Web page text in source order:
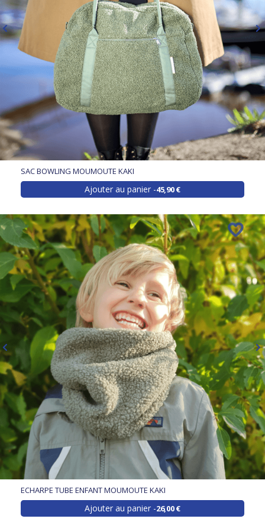
SAC BOWLING MOUMOUTE KAKI
Ajouter au panier 45,90 €
ECHARPE TUBE ENFANT MOUMOUTE KAKI
Ajouter au panier 26,00 €